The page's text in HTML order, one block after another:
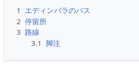
1 エディンバラのバス
2 停留所
3 路線
3.1 脚注